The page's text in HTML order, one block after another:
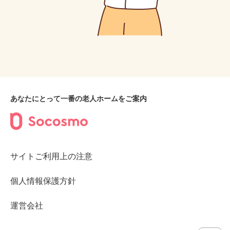
あなたにとって一番の老人ホームをご案内
サイトご利用上の注意
個人情報保護方針
運営会社